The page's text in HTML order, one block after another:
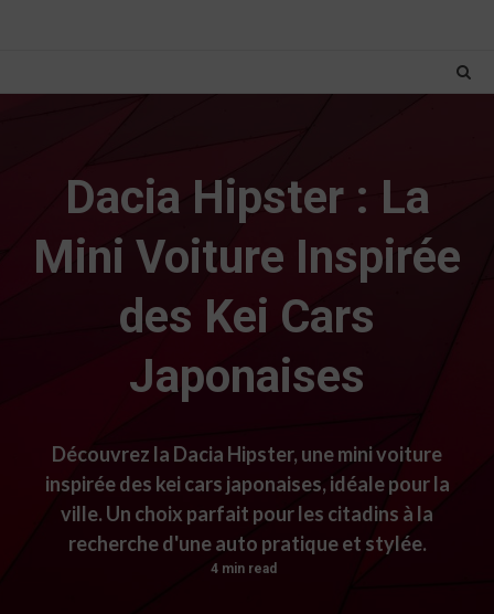
Dacia Hipster : La
Mini Voiture Inspirée
des Kei Cars
Japonaises
Découvrez la Dacia Hipster, une mini voiture
inspirée des kei cars japonaises, idéale pour la
ville. Un choix parfait pour les citadins à la
recherche d'une auto pratique et stylée.
4 min read